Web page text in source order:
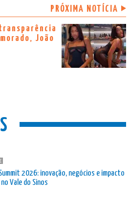
PRÓXIMA NOTÍCIA
João
2026: inovação, negócios e impacto
Vale do Sinos